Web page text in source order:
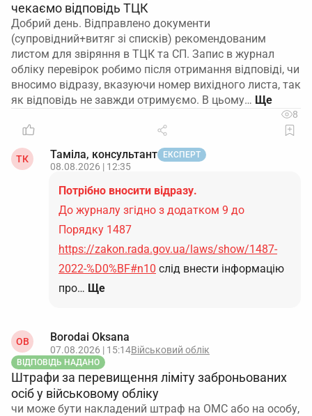
чекаємо відповідь ТЦК
Добрий день. Відправлено документи
(супровідний+витяг зі списків) рекомендованим
листом для звіряння в ТЦК та СП. Запис в журнал
обліку перевірок робимо після отримання відповіді, чи
вносимо відразу, вказуючи номер вихідного листа, так
як відповідь не завжди отримуємо. В цьому…
8
ТК Таміла, консультант ЕКСПЕРТ
08.08.2026 | 12:35
Потрібно вносити відразу.
До журналу згідно з додатком 9 до
Порядку 1487
https://zakon.rada.gov.ua/laws/show/1487-
2022-%D0%BF#n10 слід внести інформацію
про… Ще
OB Borodai Oksana
07.08.2026 | 15:14Військовий облік
ВІДПОВІДЬ НАДАНО
Штрафи за перевищення ліміту заброньованих
осіб у військовому обліку
чи може бути накладений штраф на ОМС або на особу,